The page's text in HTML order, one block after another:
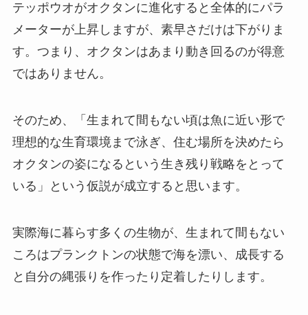
テッポウオがオクタンに進化すると全体的にパラ
メーターが上昇しますが、素早さだけは下がりま
す。つまり、オクタンはあまり動き回るのが得意
ではありません。
そのため、「生まれて間もない頃は魚に近い形で
理想的な生育環境まで泳ぎ、住む場所を決めたら
オクタンの姿になるという生き残り戦略をとって
いる」という仮説が成立すると思います。
実際海に暮らす多くの生物が、生まれて間もない
ころはプランクトンの状態で海を漂い、成長する
と自分の縄張りを作ったり定着したりします。